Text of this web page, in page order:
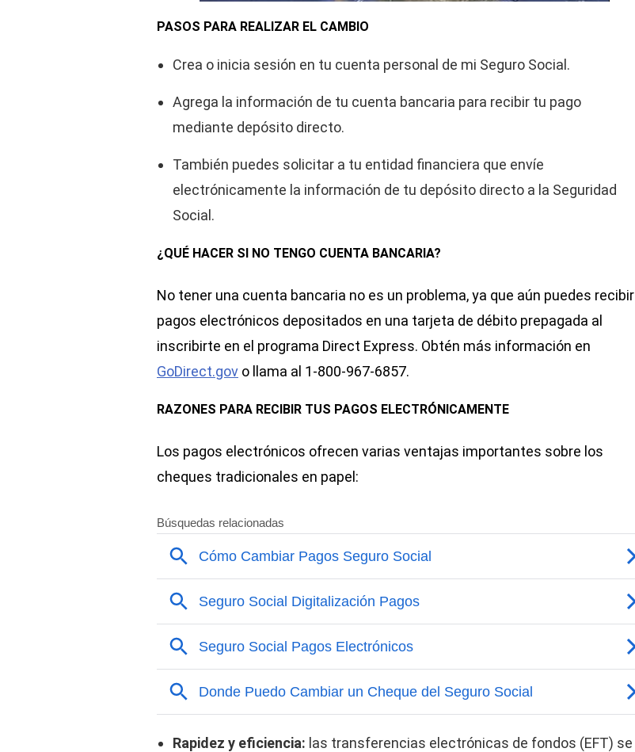
PASOS PARA REALIZAR EL CAMBIO
Crea o inicia sesión en tu cuenta personal de mi Seguro Social.
Agrega la información de tu cuenta bancaria para recibir tu pago
mediante depósito directo.
También puedes solicitar a tu entidad financiera que envíe
electrónicamente la información de tu depósito directo a la Seguridad
Social.
¿QUÉ HACER SI NO TENGO CUENTA BANCARIA?
No tener una cuenta bancaria no es un problema, ya que aún puedes recibir
pagos electrónicos depositados en una tarjeta de débito prepagada al
inscribirte en el programa Direct Express. Obtén más información en
GoDirect.gov o llama al 1-800-967-6857.
RAZONES PARA RECIBIR TUS PAGOS ELECTRÓNICAMENTE
Los pagos electrónicos ofrecen varias ventajas importantes sobre los
cheques tradicionales en papel:
Rapidez y eficiencia: las transferencias electrónicas de fondos (EFT) se